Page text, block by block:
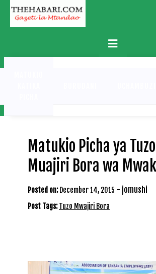
Skip
content
Primary
Menu
Matukio Picha ya
Muajiri Bora wa
Posted on: December 14, 2015 - jomushi
Post Tags:Tuzo Mwajiri Bora